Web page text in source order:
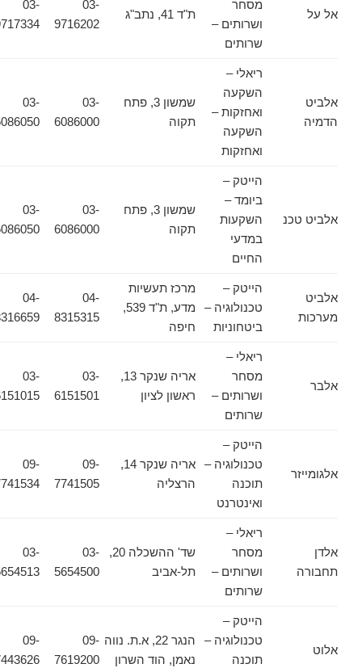
אל על
מסחר
ושרותים –
שרותים
ת"ד 41, נתב"ג
03-
9716202
03-
9717334
אלביט
הדמיה
ריאלי –
השקעה
ואחזקות –
השקעה
ואחזקות
שמשון 3, פתח
תקוה
03-
6086000
03-
6086050
אלביט טכנ
הייטק –
ביומד –
השקעות
במדעי
החיים
שמשון 3, פתח
תקוה
03-
6086000
03-
6086050
אלביט
מערכות
הייטק –
טכנולוגיה –
ביטחוניות
מרכז תעשיות
מדע, ת"ד 539,
חיפה
04-
8315315
04-
8316659
אלבר
ריאלי –
מסחר
ושרותים –
שרותים
אריה שנקר 13,
ראשון לציון
03-
6151501
03-
6151015
אלגומייזר
הייטק –
טכנולוגיה –
תוכנה
ואינטרנט
אריה שנקר 14,
הרצליה
09-
7741505
09-
7741534
אלדן
תחבורה
ריאלי –
מסחר
ושרותים –
שרותים
שד' ההשכלה 20,
תל-אביב
03-
5654500
03-
5654513
אלוט
הייטק –
טכנולוגיה –
תוכנה
הנגר 22, א.ת. נווה
נאמן, הוד השרון
09-
7619200
09-
7443626